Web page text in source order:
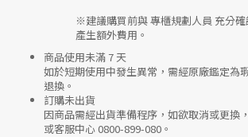
※建議購買前與專櫃規劃人員 充分
產生額外費用。
商品使用未滿 7 天
如於短期使用中發生異常，需經原廠鑑定為
退換。
訂購未出貨
因商品需經出貨準備程序，如欲取消或更換
或客服中心 0800-899-080 。